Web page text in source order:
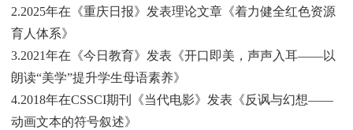
2.2025年在《重庆日报》发表理论文章《着力健全红色资源
育人体系》
3.2021年在《今日教育》发表《开口即美，声声入耳——以
朗读“美学”提升学生母语素养》
4.2018年在CSSCI期刊《当代电影》发表《反讽与幻想——
动画文本的符号叙述》